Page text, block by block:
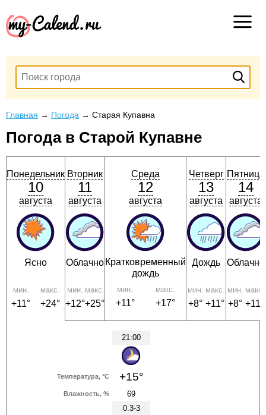
Главная → Погода → Старая Купавна
Погода в Старой Купавне
Понедельник
10
августа
Ясно
мин.
+11°
макс.
+24°
Вторник
11
августа
Облачно
мин.
+12°
макс.
+25°
Среда
12
августа
Кратковременный
дождь
мин.
+11°
макс.
+17°
Четверг
13
августа
Дождь
мин.
+8°
макс.
+11°
Пятница
14
августа
Облачно
мин.
+8°
макс.
+11°
21:00
Температура, °C +15°
Влажность, % 69
0.3-3